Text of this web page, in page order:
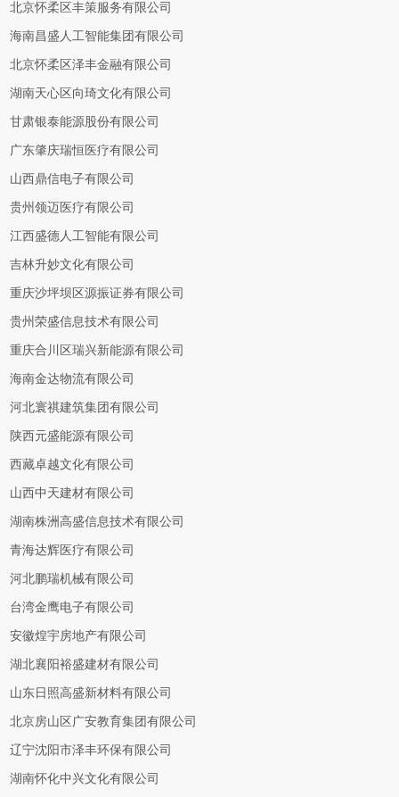
北京怀柔区丰策服务有限公司
海南昌盛人工智能集团有限公司
北京怀柔区泽丰金融有限公司
湖南天心区向琦文化有限公司
甘肃银泰能源股份有限公司
广东肇庆瑞恒医疗有限公司
山西鼎信电子有限公司
贵州领迈医疗有限公司
江西盛德人工智能有限公司
吉林升妙文化有限公司
重庆沙坪坝区源振证券有限公司
贵州荣盛信息技术有限公司
重庆合川区瑞兴新能源有限公司
海南金达物流有限公司
河北寰祺建筑集团有限公司
陕西元盛能源有限公司
西藏卓越文化有限公司
山西中天建材有限公司
湖南株洲高盛信息技术有限公司
青海达辉医疗有限公司
河北鹏瑞机械有限公司
台湾金鹰电子有限公司
安徽煌宇房地产有限公司
湖北襄阳裕盛建材有限公司
山东日照高盛新材料有限公司
北京房山区广安教育集团有限公司
辽宁沈阳市泽丰环保有限公司
湖南怀化中兴文化有限公司